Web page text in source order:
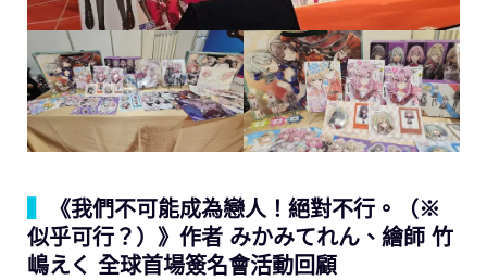
《我們不可能成為戀人！絕對不行。（※
似乎可行？）》作者 みかみてれん、繪師 竹
嶋えく 全球首場簽名會活動回顧